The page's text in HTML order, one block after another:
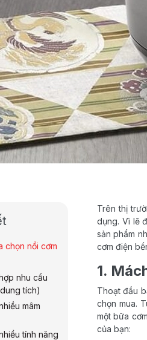
Trên thị
dụng. Vì lẽ
sản phẩm
cơm điện
1.
Thoạt đầu
chọn mua.
một bữa
của bạn:
chọn nồi cơm
nhu cầu
tích)
mâm
tính năng